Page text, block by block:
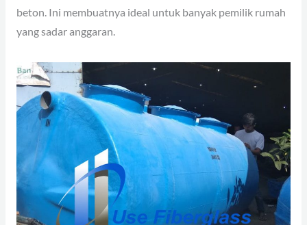
beton. Ini membuatnya ideal untuk banyak pemilik rumah
yang sadar anggaran.